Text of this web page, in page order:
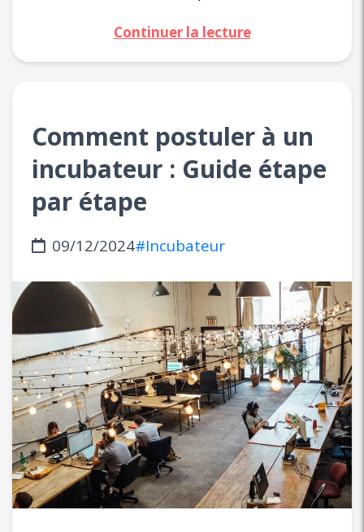
Continuer la lecture
Comment postuler à un
incubateur : Guide étape
par étape
09/12/2024#Incubateur